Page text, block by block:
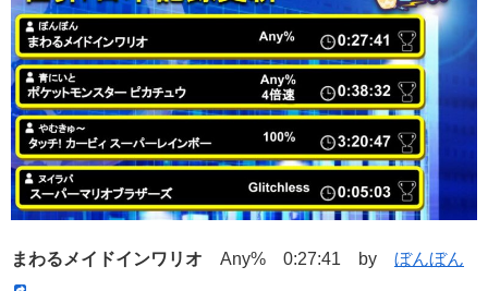
まわるメイドインワリオ Any% 0:27:41 by ぼんぼん